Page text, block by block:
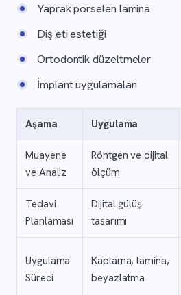
Yaprak porselen lamina
Diş eti estetiği
Ortodontik düzeltmeler
İmplant uygulamaları
Aşama Uygulama
Muayene
ve Analiz
Röntgen ve dijital
ölçüm
Tedavi
Planlaması
Dijital gülüş
tasarımı
Uygulama
Süreci
Kaplama, lamina,
beyazlatma